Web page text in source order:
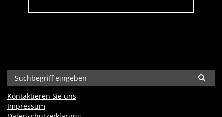
Kontaktieren Sie uns
Impressum